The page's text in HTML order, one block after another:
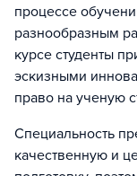
процессе
разнообразным
курсе студенты
эскизными
право на ученую
Специальность
качественную и